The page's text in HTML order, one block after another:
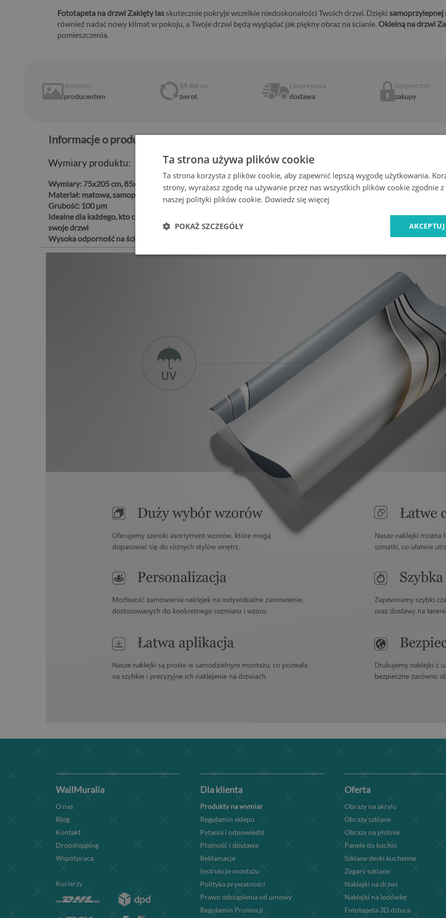
Fototapeta na drzwi Zaklęty las skutecznie pokryje wszelkie niedoskonałości Twoich drzwi. Dziękisamoprzylepnej
również nadać nowy klimat w pokoju, a Twoje drzwi będą wyglądać jak piękny obraz na ścianie. Okleiną na drzwi
pomieszczenia.
Jesteśmy
producentem
14 dni na
zwrot
Ekspresowa
dostawa
Bezpieczne
zakupy
Informacje o produkcie:
Wymiary produktu:
Wymiary: 75x205 cm, 85x205 cm, 95x205 cm
Materiał: matowa, samoprzylepna folia kanalikowa „bubble free”
Grubość: 100 µm
Idealne dla każdego, kto chce w łatwy i trwały sposób udekorować
swoje drzwi
Wysoka odporność na ścieranie
Najważniejsze cechy produktu:
- Wysokiej jakości naklejka
- Brak pęcherzyków powietrza przy
- Gwarancja fabryczna
Produkt wyprodukowany w Polsce
WallMuralia
O nas
Blog
Kontakt
Dropshipping
Współpraca
Kurierzy
Dla klienta
Produkty na wymiar
Regulamin sklepu
Pytania i odpowiedzi
Płatność i dostawa
Reklamacje
Instrukcje montażu
Polityka prywatności
Prawo odstąpienia od umowy
Regulamin Promocji
Oferta
Obrazy na akrylu
Obrazy szklane
Obrazy na płótnie
Panele do kuchni
Szklane deski kuchenne
Zegary szklane
Naklejki na drzwi
Naklejki na lodówkę
Fototapeta 3D dziura
Ta strona używa plików cookie
Ta strona korzysta z plików cookie, aby zapewnić lepszą wygodę użytkowania.
strony, wyrażasz zgodę na używanie przez nas wszystkich plików cookie zgodnie
naszej polityki plików cookie. Dowiedz się więcej
POKAŻ SZCZEGÓŁY